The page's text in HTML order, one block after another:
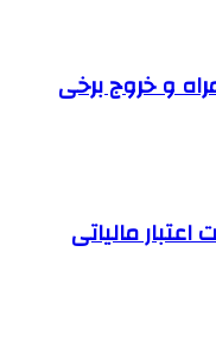
و خروج برخی
مالیاتی